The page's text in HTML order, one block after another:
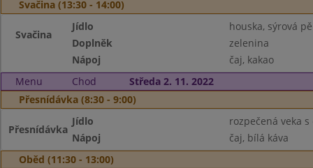
Svačina (13:30 - 14:00)
Svačina
Jídlo
houska, sýrová
Doplněk
zelenina
Nápoj
čaj, kakao
Menu
Chod
Středa 2. 11. 2022
Přesnídávka (8:30 - 9:00)
Přesnídávka
Jídlo
rozpečená veka
Nápoj
čaj, bílá káva
Oběd (11:30 - 13:00)